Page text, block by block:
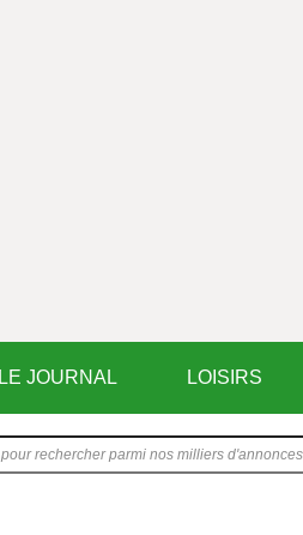
LE JOURNAL LOISIRS